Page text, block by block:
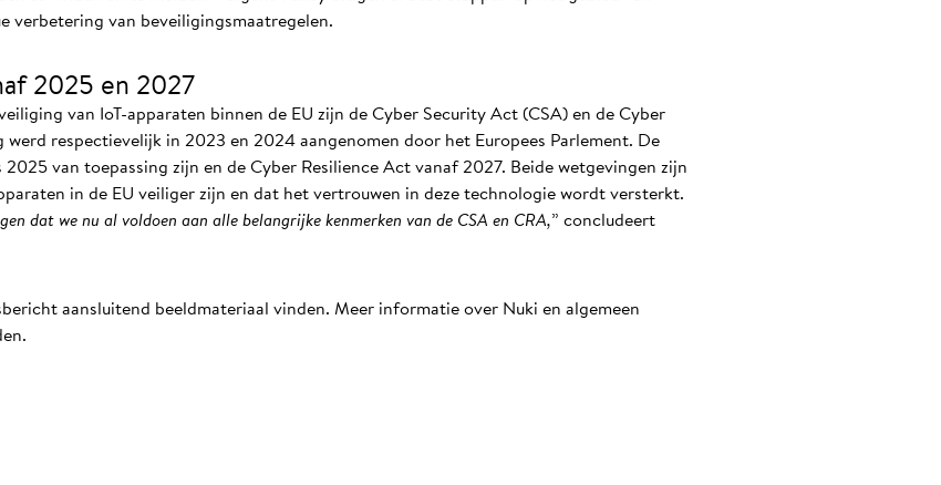
verbetering van beveiligingsmaatregelen.
2025 en 2027
van IoT-apparaten binnen de EU zijn de Cyber Security Act (CSA) en de Cyber
werd respectievelijk in 2023 en 2024 aangenomen door het Europees Parlement. De
van toepassing zijn en de Cyber Resilience Act vanaf 2027. Beide wetgevingen zijn
in de EU veiliger zijn en dat het vertrouwen in deze technologie wordt versterkt.
dat we nu al voldoen aan alle belangrijke kenmerken van de CSA en CRA,” concludeert
aansluitend beeldmateriaal vinden. Meer informatie over Nuki en algemeen